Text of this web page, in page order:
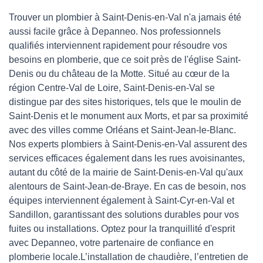
Trouver un plombier à Saint-Denis-en-Val n'a jamais été
aussi facile grâce à Depanneo. Nos professionnels
qualifiés interviennent rapidement pour résoudre vos
besoins en plomberie, que ce soit près de l'église Saint-
Denis ou du château de la Motte. Situé au cœur de la
région Centre-Val de Loire, Saint-Denis-en-Val se
distingue par des sites historiques, tels que le moulin de
Saint-Denis et le monument aux Morts, et par sa proximité
avec des villes comme Orléans et Saint-Jean-le-Blanc.
Nos experts plombiers à Saint-Denis-en-Val assurent des
services efficaces également dans les rues avoisinantes,
autant du côté de la mairie de Saint-Denis-en-Val qu'aux
alentours de Saint-Jean-de-Braye. En cas de besoin, nos
équipes interviennent également à Saint-Cyr-en-Val et
Sandillon, garantissant des solutions durables pour vos
fuites ou installations. Optez pour la tranquillité d'esprit
avec Depanneo, votre partenaire de confiance en
plomberie locale.L’installation de chaudière, l’entretien de